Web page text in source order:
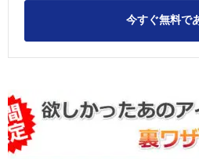
今すぐ無料で